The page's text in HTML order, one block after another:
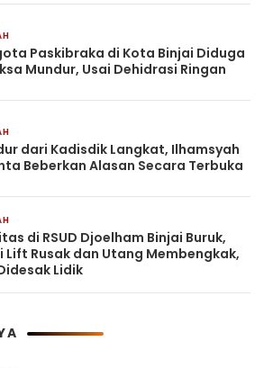
Paskibraka di Kota Binjai Diduga
Mundur, Usai Dehidrasi Ringan
dari Kadisdik Langkat, Ilhamsyah
Beberkan Alasan Secara Terbuka
di RSUD Djoelham Binjai Buruk,
Lift Rusak dan Utang Membengkak,
Lidik